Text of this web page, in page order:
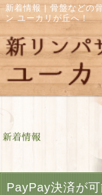
新着情報 | 骨盤などの
ン ユーカリが丘へ！
PayPay決済が